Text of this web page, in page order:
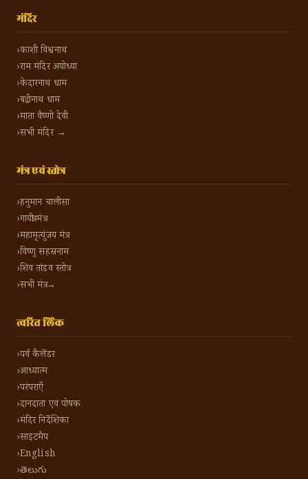
मंदिर
काशी विश्वनाथ
राम मंदिर अयोध्या
केदारनाथ धाम
बद्रीनाथ धाम
माता वैष्णो देवी
सभी मंदिर →
मंत्र एवं स्तोत्र
हनुमान चालीसा
गायत्री मंत्र
महामृत्युंजय मंत्र
विष्णु सहस्रनाम
शिव तांडव स्तोत्र
सभी मंत्र →
त्वरित लिंक
पर्व कैलेंडर
आध्यात्म
परंपराएँ
दानदाता एवं पोषक
मंदिर निर्देशिका
साइटमैप
English
తెలుగు